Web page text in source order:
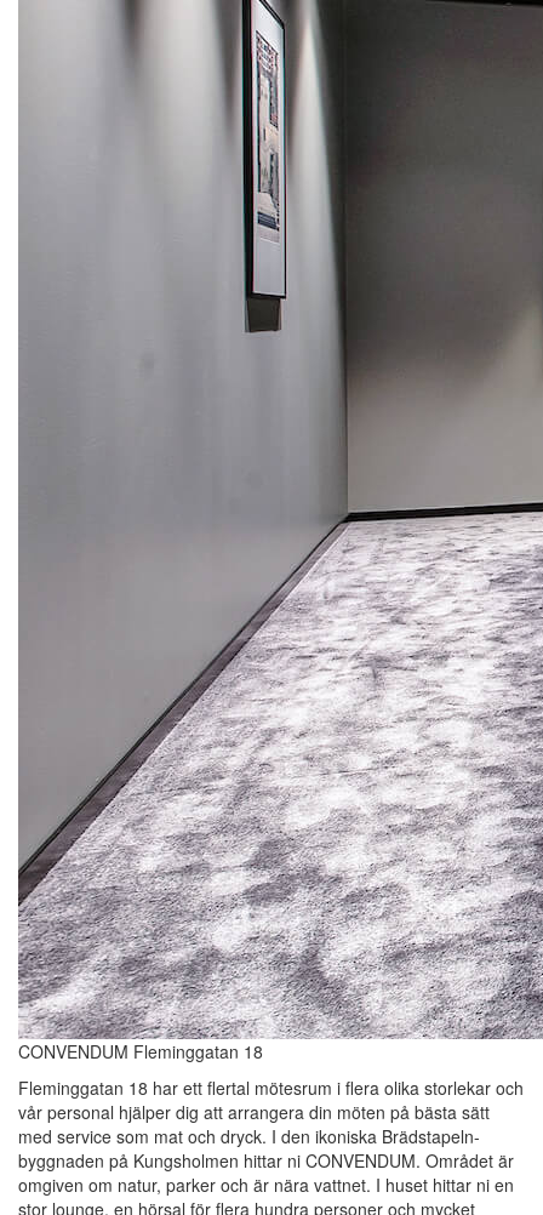
CONVENDUM Fleminggatan 18
Fleminggatan 18 har ett flertal mötesrum i flera olika storlekar och
vår personal hjälper dig att arrangera din möten på bästa sätt
med service som mat och dryck. I den ikoniska Brädstapeln-
byggnaden på Kungsholmen hittar ni CONVENDUM. Området är
omgiven om natur, parker och är nära vattnet. I huset hittar ni en
stor lounge, en hörsal för flera hundra personer och mycket